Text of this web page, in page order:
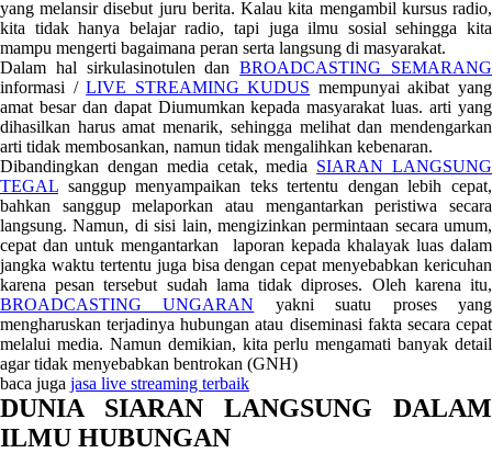
yang melansir disebut juru berita. Kalau kita mengambil kursus radio,
kita tidak hanya belajar radio, tapi juga ilmu sosial sehingga kita
mampu mengerti bagaimana peran serta langsung di masyarakat.
Dalam hal sirkulasinotulen danBROADCASTING SEMARANG
informasi /LIVE STREAMING KUDUS mempunyai akibat yang
amat besar dan dapat Diumumkan kepada masyarakat luas. arti yang
dihasilkan harus amat menarik, sehingga melihat dan mendengarkan
arti tidak membosankan, namun tidak mengalihkan kebenaran.
Dibandingkan dengan media cetak, media SIARAN LANGSUNG
TEGAL sanggup menyampaikan teks tertentu dengan lebih cepat,
bahkan sanggup melaporkan atau mengantarkan peristiwa secara
langsung. Namun, di sisi lain, mengizinkan permintaan secara umum,
cepat dan untuk mengantarkan laporan kepada khalayak luas dalam
jangka waktu tertentu juga bisa dengan cepat menyebabkan kericuhan
karena pesan tersebut sudah lama tidak diproses. Oleh karena itu,
BROADCASTING UNGARAN yakni suatu proses yang
mengharuskan terjadinya hubungan atau diseminasi fakta secara cepat
melalui media. Namun demikian, kita perlu mengamati banyak detail
agar tidak menyebabkan bentrokan (GNH)
baca juga jasa live streaming terbaik
DUNIA SIARAN LANGSUNG DALAM
ILMU HUBUNGAN